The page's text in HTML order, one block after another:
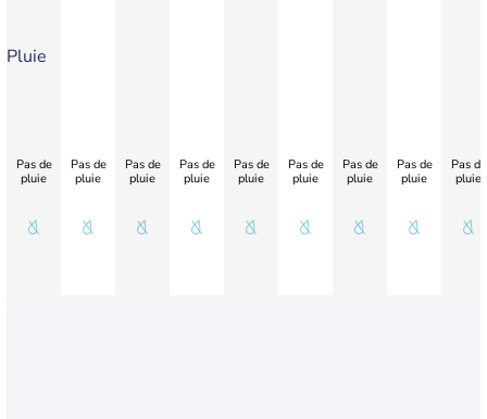
Pluie
Pas de
pluie
Pas de
pluie
Pas de
pluie
Pas de
pluie
Pas de
pluie
Pas de
pluie
Pas de
pluie
Pas de
pluie
Pas de
pluie